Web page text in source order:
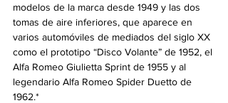
modelos de la marca desde 1949 y las dos
tomas de aire inferiores, que aparece en
varios automóviles de mediados del siglo XX
como el prototipo “Disco Volante” de 1952, el
Alfa Romeo Giulietta Sprint de 1955 y al
legendario Alfa Romeo Spider Duetto de
1962.*